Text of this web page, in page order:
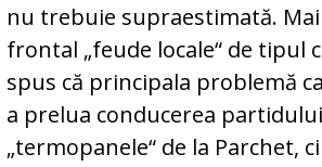
nu trebuie supraestimată. Mai
frontal „feude locale“ de tipul
spus că principala problemă
a prelua conducerea
„termopanele“ de la Parchet,